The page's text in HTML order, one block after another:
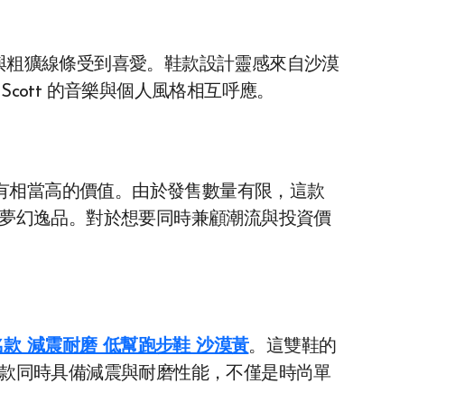
粗獷線條受到喜愛。鞋款設計靈感來自沙漠
的音樂與個人風格相互呼應。
相當高的價值。由於發售數量有限，這款
幻逸品。對於想要同時兼顧潮流與投資價
減震耐磨 低幫跑步鞋 沙漠黃。這雙鞋的
同時具備減震與耐磨性能，不僅是時尚單